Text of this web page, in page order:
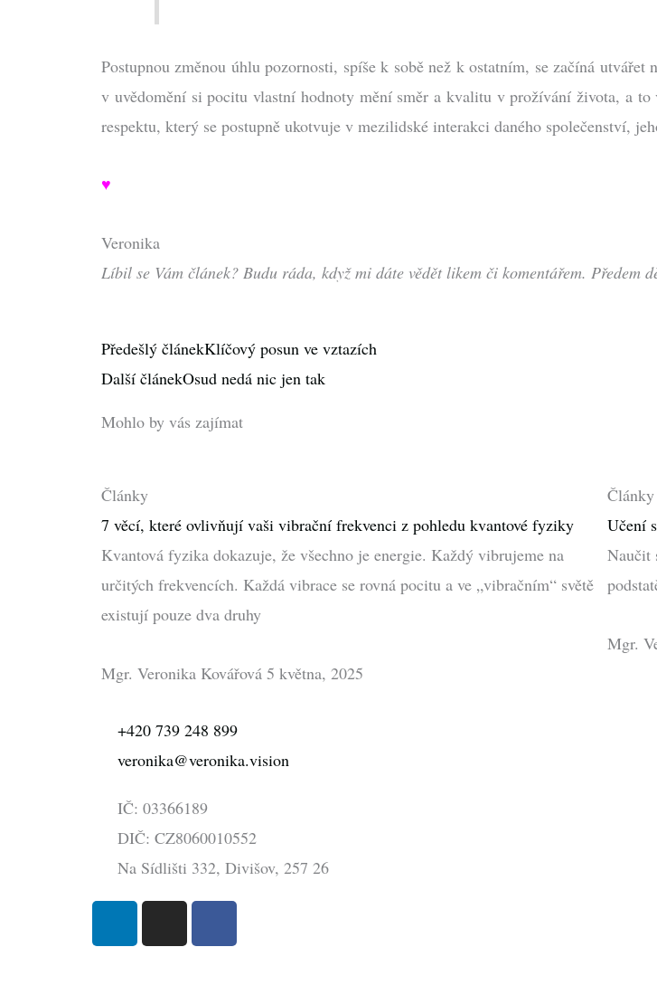
Postupnou změnou úhlu pozornosti, spíše k sobě než k ostatním, se začíná
v uvědomění si pocitu vlastní hodnoty mění směr a kvalitu v prožívání života, a to
respektu, který se postupně ukotvuje v mezilidské interakci daného společenství,
♥
Veronika
Líbil se Vám článek? Budu ráda, když mi dáte vědět likem či komentářem. Předem
Prev
Předešlý článekKlíčový posun ve vztazích
Další článekOsud nedá nic jen tak
Next
Mohlo by vás zajímat
Články
7 věcí, které ovlivňují vaši vibrační frekvenci z pohledu kvantové fyziky
Kvantová fyzika dokazuje, že všechno je energie. Každý vibrujeme na
určitých frekvencích. Každá vibrace se rovná pocitu a ve „vibračním“ světě
existují pouze dva druhy
Mgr. Veronika Kovářová 5 května, 2025
Články
Učení
Naučit
Mgr.
+420 739 248 899
veronika@veronika.vision
IČ: 03366189
DIČ: CZ8060010552
Na Sídlišti 332, Divišov, 257 26
L
n
I
s
F
c